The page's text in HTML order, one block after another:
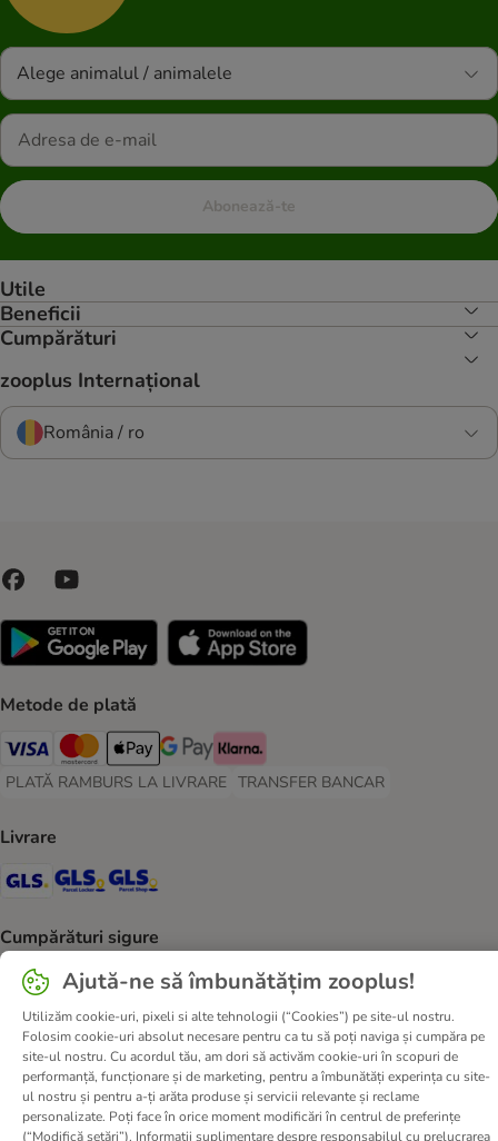
Alege animalul / animalele
Abonează-te
Utile
Beneficii
Cumpărături
zooplus Internațional
România / ro
Metode de plată
Visa Payment Method
Master Card Payment Method
Apple Pay Payment Method
Google Pay Payment Method
Klarna Payment Method
PLATĂ RAMBURS LA LIVRARE
PLATĂ RAMBURS LA LIVRARE Payment Method
TRANSFER BANCAR
TRANSFER BANCAR Payment
Livrare
GLS Shipping Method
GLS Locker Shipping Method
Cumpărături sigure
Security Security
Despre noi Cariere zooplus
Corporate Website
Informații legale
Termeni şi condiţii
Deșeuri și protecția mediului
Contact Taxa şi durata de livrare
Ajută-ne să îmbunătățim zooplus!
Utilizăm cookie-uri, pixeli si alte tehnologii (“Cookies”) pe site-ul nostru.
Folosim cookie-uri absolut necesare pentru ca tu să poți naviga și cumpăra pe
site-ul nostru. Cu acordul tău, am dori să activăm cookie-uri în scopuri de
performanță, funcționare și de marketing, pentru a îmbunătăți experința cu site-
ul nostru și pentru a-ți arăta produse și servicii relevante și reclame
personalizate. Poți face în orice moment modificări în centrul de preferințe
(“Modifică setări”). Informații suplimentare despre responsabilul cu prelucrarea